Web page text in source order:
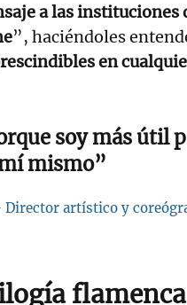
a las instituciones
”, haciéndoles
en
soy más útil
mismo”
Director artístico y
flamenca